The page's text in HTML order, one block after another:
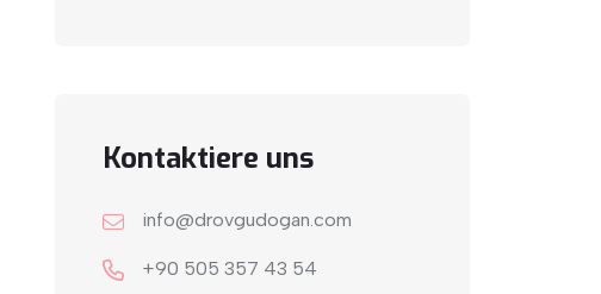
Kontaktiere uns
info@drovgudogan.com
+90 505 357 43 54